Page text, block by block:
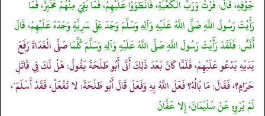
جَوْفِهِ، قَالَ: فُزْتُ وَرَبِّ الْكَعْبَةِ، فَانْطَوَوْا عَلَيْهِمْ، فَمَا بَقِيَ مِنْهُمْ مُخْبِرٌ، فَمَا
رَأَيْتُ رَسُولَ اللَّهِ صَلَّى اللَّهُ عَلَيْهِ وَآلِهِ وَسَلَّمَ وَجَدَ عَلَى سَرِيَّةٍ وَجْدَهُ عَلَيْهِمْ، قَالَ
أَنَسٌ: فَلَقَدْ رَأَيْتُ رَسُولَ اللَّهِ صَلَّى اللَّهُ عَلَيْهِ وَآلِهِ وَسَلَّمَ كُلَّمَاصَلَّى الْغَدَاةَ رَفَعَ
يَدَيْهِ يَدْعُو عَلَيْهِمْ، فَلَمَّا كَانَ بَعْدَ ذَلِكَ أَتَى أَبُو طَلْحَةَ يَقُولُ: هَلْ لَكَ فِي قَاتَلِ
حَرَامٍ؟، فَقَالَ: مَا بَالُهُ؟ فَعَلَ اللَّهُ بِهِ وَفَعَلَ قَالَ أَبُو طَلْحَةَ: لا تَفْعَلْ، فَقَدْ أَسْلَمَ"،
لَمْ يَرْوِهِ عَنْ سُلَيْمَانَ، إِلا عَفَّانُ